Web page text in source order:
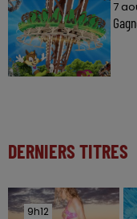
7
DERNIERS TITRES
9h12
9h12